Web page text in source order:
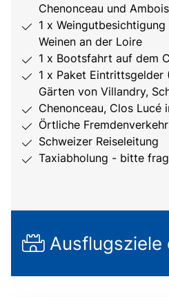
Chenonceau und
1 x
Weinen an der Loire
1 x Bootsfahrt auf dem
1 x Paket Eintrittsgelder
Gärten von Villandry,
Chenonceau, Clos Lucé
Örtliche
Schweizer Reiseleitung
Taxiabholung - bitte
Ausflugsziele